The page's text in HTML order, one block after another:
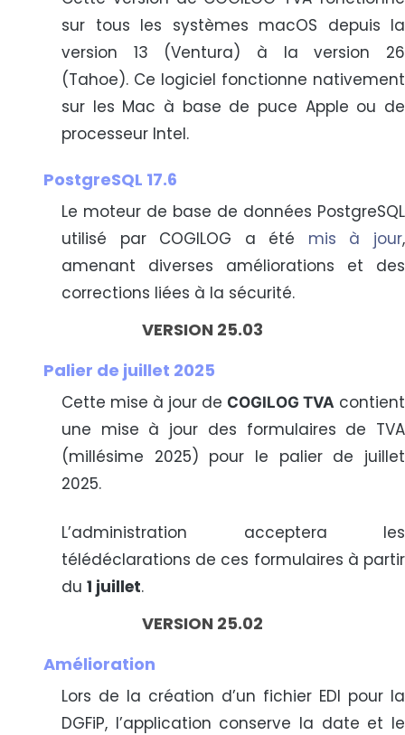
sur tous les systèmes macOS depuis la
version 13 (Ventura) à la version 26
(Tahoe). Ce logiciel fonctionne nativement
sur les Mac à base de puce Apple ou de
processeur Intel.
PostgreSQL 17.6
Le moteur de base de données PostgreSQL
utilisé par COGILOG a été mis à jour,
amenant diverses améliorations et des
corrections liées à la sécurité.
VERSION 25.03
Palier de juillet 2025
Cette mise à jour de COGILOG TVA contient
une mise à jour des formulaires de TVA
(millésime 2025) pour le palier de juillet
2025.
L’administration acceptera les
télédéclarations de ces formulaires à partir
du 1 juillet.
VERSION 25.02
Amélioration
Lors de la création d’un fichier EDI pour la
DGFiP, l’application conserve la date et le